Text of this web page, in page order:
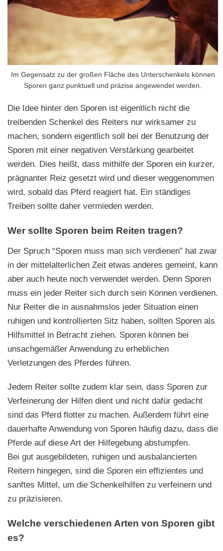
Im Gegensatz zu der großen Fläche des Unterschenkels können
Sporen ganz punktuell und präzise angewendet werden.
Die Idee hinter den Sporen ist eigentlich nicht die
treibenden Schenkel des Reiters nur wirksamer zu
machen, sondern eigentlich soll bei der Benutzung der
Sporen mit einer negativen Verstärkung gearbeitet
werden. Dies heißt, dass mithilfe der Sporen ein kurzer,
prägnanter Reiz gesetzt wird und dieser weggenommen
wird, sobald das Pferd reagiert hat. Ein ständiges
Treiben sollte daher vermieden werden.
Wer sollte Sporen beim Reiten tragen?
Der Spruch “Sporen muss man sich verdienen” hat zwar
in der mittelalterlichen Zeit etwas anderes gemeint, kann
aber auch heute noch verwendet werden. Denn Sporen
muss ein jeder Reiter sich durch sein Können verdienen.
Nur Reiter die in ausnahmslos jeder Situation einen
ruhigen und kontrollierten Sitz haben, sollten Sporen als
Hilfsmittel in Betracht ziehen. Sporen können bei
unsachgemäßer Anwendung zu erheblichen
Verletzungen des Pferdes führen.
Jedem Reiter sollte zudem klar sein, dass Sporen zur
Verfeinerung der Hilfen dient und nicht dafür gedacht
sind das Pferd flotter zu machen. Außerdem führt eine
dauerhafte Anwendung von Sporen häufig dazu, dass die
Pferde auf diese Art der Hilfegebung abstumpfen.
Bei gut ausgebildeten, ruhigen und ausbalancierten
Reitern hingegen, sind die Sporen ein effizientes und
sanftes Mittel, um die Schenkelhilfen zu verfeinern und
zu präzisieren.
Welche verschiedenen Arten von Sporen gibt
es?